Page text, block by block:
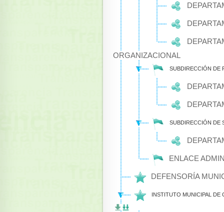
ORGANIZACIONAL
SUBDIRECCIÓN DE
SUBDIRECCIÓN DE
ENLACE
DEFENSORÍA
INSTITUTO MUNICIPAL DE